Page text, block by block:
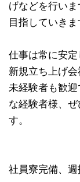
げなどを行い
目指していきま
仕事は常に安定
新規立ち上げ会
未経験者も歓
な経験者様、
す。
社員寮完備、週